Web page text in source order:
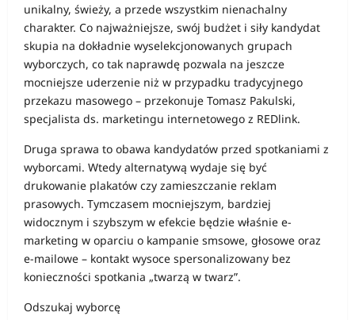
unikalny, świeży, a przede wszystkim nienachalny
charakter. Co najważniejsze, swój budżet i siły kandydat
skupia na dokładnie wyselekcjonowanych grupach
wyborczych, co tak naprawdę pozwala na jeszcze
mocniejsze uderzenie niż w przypadku tradycyjnego
przekazu masowego – przekonuje Tomasz Pakulski,
specjalista ds. marketingu internetowego z REDlink.
Druga sprawa to obawa kandydatów przed spotkaniami z
wyborcami. Wtedy alternatywą wydaje się być
drukowanie plakatów czy zamieszczanie reklam
prasowych. Tymczasem mocniejszym, bardziej
widocznym i szybszym w efekcie będzie właśnie e-
marketing w oparciu o kampanie smsowe, głosowe oraz
e-mailowe – kontakt wysoce spersonalizowany bez
konieczności spotkania „twarzą w twarz”.
Odszukaj wyborcę